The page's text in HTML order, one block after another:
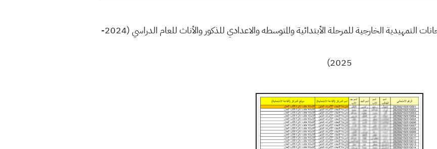
مديرية تربية المثنى تعلن اسماء ومراكز الأمتحانات التمهيدية الخارجية للمرحلة الأبتدائية والمتوسطه والاعدادي للذكور والأناث للعام الدراسي (2024-
2025)